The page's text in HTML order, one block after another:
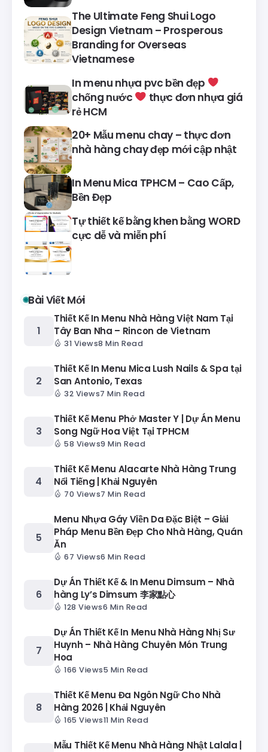
The Ultimate Feng Shui Logo
Design Vietnam – Prosperous
Branding for Overseas
Vietnamese
In menu nhựa pvc bền đẹp
chống nước
thực đơn nhựa giá
rẻ HCM
20+ Mẫu menu chay – thực đơn
nhà hàng chay đẹp mới cập nhật
In Menu Mica TPHCM – Cao Cấp,
Bền Đẹp
Tự thiết kế bằng khen bằng WORD
cực dễ và miễn phí
Bài Viết Mới
Thiết Kế In Menu Nhà Hàng Việt Nam Tại
Tây Ban Nha – Rincon de Vietnam
31 Views8 Min Read
Thiết Kế In Menu Mica Lush Nails & Spa tại
San Antonio, Texas
32 Views7 Min Read
Thiết Kế Menu Phở Master Y | Dự Án Menu
Song Ngữ Hoa Việt Tại TPHCM
58 Views9 Min Read
Thiết Kế Menu Alacarte Nhà Hàng Trung
Nổi Tiếng | Khải Nguyên
70 Views7 Min Read
Menu Nhựa Gáy Viền Da Đặc Biệt – Giải
Pháp Menu Bền Đẹp Cho Nhà Hàng, Quán
Ăn
67 Views6 Min Read
Dự Án Thiết Kế & In Menu Dimsum – Nhà
hàng Ly’s Dimsum 李家點心
128 Views6 Min Read
Dự Án Thiết Kế In Menu Nhà Hàng Nhị Sư
Huynh – Nhà Hàng Chuyên Món Trung
Hoa
166 Views5 Min Read
Thiết Kế Menu Đa Ngôn Ngữ Cho Nhà
Hàng 2026 | Khải Nguyên
165 Views11 Min Read
Mẫu Thiết Kế Menu Nhà Hàng Nhật Lalala |